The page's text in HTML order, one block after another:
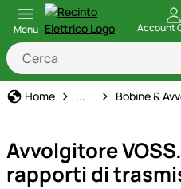
Menu Account
Home Recinto Elettrico
... Bobine &
Avvolgitore
rapporti di